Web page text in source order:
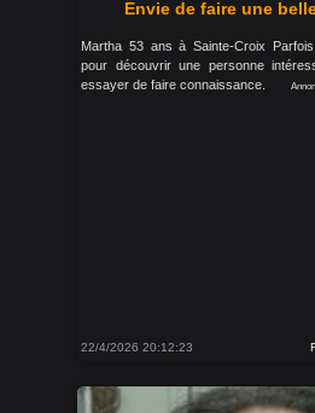
Envie de faire une
Martha 53 ans à Sainte-Croix
pour découvrir une personne
essayer de faire connaissance.
22/4/2026 20:12:23